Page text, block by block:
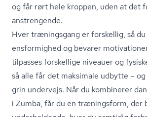
og får rørt hele kroppen, uden at det
anstrengende.
Hver træningsgang er forskellig, så
ensformighed og bevarer
tilpasses forskellige niveauer og
så alle får det maksimale udbytte –
grin undervejs. Når du kombinerer
i Zumba, får du en træningsform, der